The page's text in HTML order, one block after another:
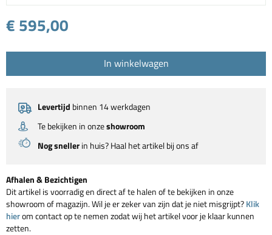
€ 595,00
In winkelwagen
Levertijd binnen 14 werkdagen
Te bekijken in onzeshowroom
Nog snellerin huis? Haal het artikel bij ons af
Afhalen & Bezichtigen
Dit artikel is voorradig en direct af te halen of te bekijken in onze
showroom of magazijn. Wil je er zeker van zijn dat je niet misgrijpt?Klik
hierom contact op te nemen zodat wij het artikel voor je klaar kunnen
zetten.